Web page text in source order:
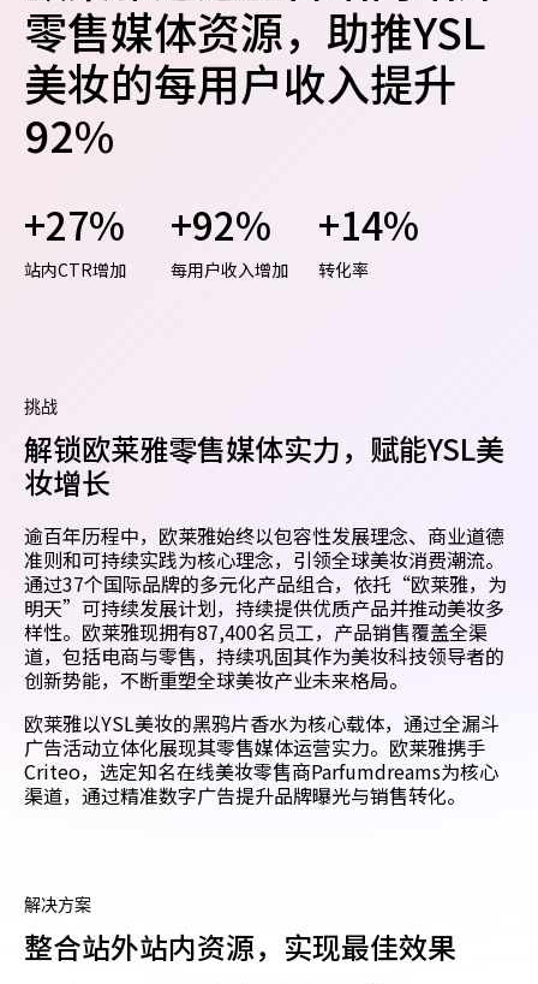
零售媒体资源，助推YSL
美妆的每用户收入提升
92%
+27%
站内CTR增加
+92%
每用户收入增加
+14%
转化率
挑战
解锁欧莱雅零售媒体实力，赋能YSL美
妆增长
逾百年历程中，欧莱雅始终以包容性发展理念、商业道德
准则和可持续实践为核心理念，引领全球美妆消费潮流。
通过37个国际品牌的多元化产品组合，依托“欧莱雅，为
明天”可持续发展计划，持续提供优质产品并推动美妆多
样性。欧莱雅现拥有87,400名员工，产品销售覆盖全渠
道，包括电商与零售，持续巩固其作为美妆科技领导者的
创新势能，不断重塑全球美妆产业未来格局。
欧莱雅以YSL美妆的黑鸦片香水为核心载体，通过全漏斗
广告活动立体化展现其零售媒体运营实力。欧莱雅携手
Criteo，选定知名在线美妆零售商Parfumdreams为核心
渠道，通过精准数字广告提升品牌曝光与销售转化。
解决方案
整合站外站内资源，实现最佳效果